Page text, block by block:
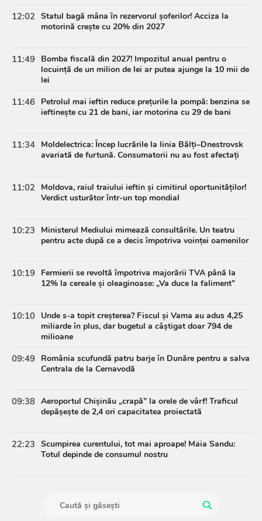
12:02 Statul bagă mâna în rezervorul șoferilor! Acciza la
motorină crește cu 20% din 2027
11:49 Bomba fiscală din 2027! Impozitul anual pentru o
locuință de un milion de lei ar putea ajunge la 10 mii de
lei
11:46 Petrolul mai ieftin reduce prețurile la pompă: benzina se
ieftinește cu 21 de bani, iar motorina cu 29 de bani
11:34 Moldelectrica: Încep lucrările la linia Bălți–Dnestrovsk
avariată de furtună. Consumatorii nu au fost afectați
11:02 Moldova, raiul traiului ieftin și cimitirul oportunităților!
Verdict usturător într-un top mondial
10:23
Ministerul Mediului mimează consultările. Un teatru
pentru acte după ce a decis împotriva voinței oamenilor
10:19 Fermierii se revoltă împotriva majorării TVA până la
12% la cereale și oleaginoase: „Va duce la faliment”
10:10 Unde s-a topit creșterea? Fiscul și Vama au adus 4,25
miliarde în plus, dar bugetul a câștigat doar 794 de
milioane
09:49 România scufundă patru barje în Dunăre pentru a salva
Centrala de la Cernavodă
09:38 Aeroportul Chișinău „crapă” la orele de vârf! Traficul
depășește de 2,4 ori capacitatea proiectată
22:23 Scumpirea curentului, tot mai aproape! Maia Sandu:
Totul depinde de consumul nostru